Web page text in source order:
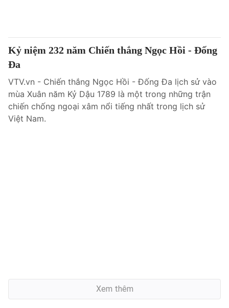
Kỷ niệm 232 năm Chiến thắng Ngọc Hồi - Đống
Đa
VTV.vn - Chiến thắng Ngọc Hồi - Đống Đa lịch sử vào
mùa Xuân năm Kỷ Dậu 1789 là một trong những trận
chiến chống ngoại xâm nổi tiếng nhất trong lịch sử
Việt Nam.
Xem thêm